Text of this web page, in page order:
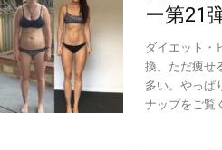
ー第21
ダイエット・
換。ただ痩せ
多い。やっぱ
ナップをご覧